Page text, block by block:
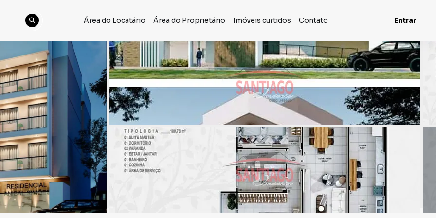
Área do Locatário Área do Proprietário Imóveis curtidos Contato Entrar